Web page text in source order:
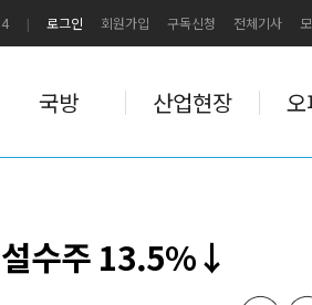
로그인 회원가입 구독신청 전체기사
국방 산업현장 오
수주 13.5%↓